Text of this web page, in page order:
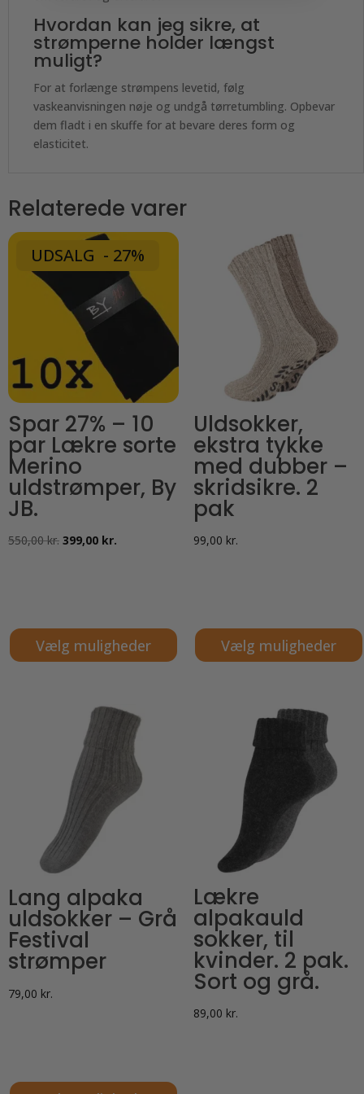
Hvordan kan jeg sikre, at
strømperne holder længst
muligt?
For at forlænge strømpens levetid, følg
vaskeanvisningen nøje og undgå tørretumbling. Opbevar
dem fladt i en skuffe for at bevare deres form og
elasticitet.
Relaterede varer
UDSALG - 27%
Spar 27% – 10
par Lækre sorte
Merino
uldstrømper, By
JB.
550,00kr. Den
399,00 kr.
Vælg muligheder
Mulighederne
varesiden
Uldsokker,
ekstra tykke
med dubber –
skridsikre. 2
pak
99,00 kr.
Vælg muligheder
Mulighederne
varesiden
Lang alpaka
uldsokker – Grå
Festival
strømper
79,00 kr.
Lækre
alpakauld
sokker, til
kvinder. 2 pak.
Sort og grå.
89,00 kr.